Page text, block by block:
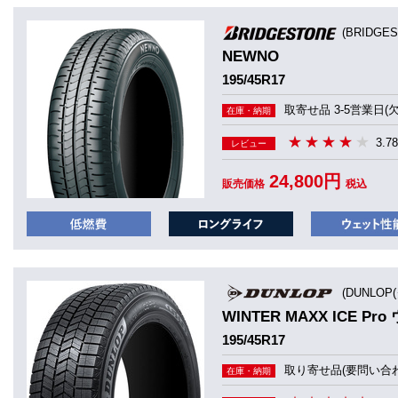
NEWNO
195/45R17
在庫・納期 取寄せ品 3-5営業日(
レビュー 3.78
販売価格 24,800円 税込
WINTER MAXX ICE Pro
195/45R17
在庫・納期 取り寄せ品(要問い合